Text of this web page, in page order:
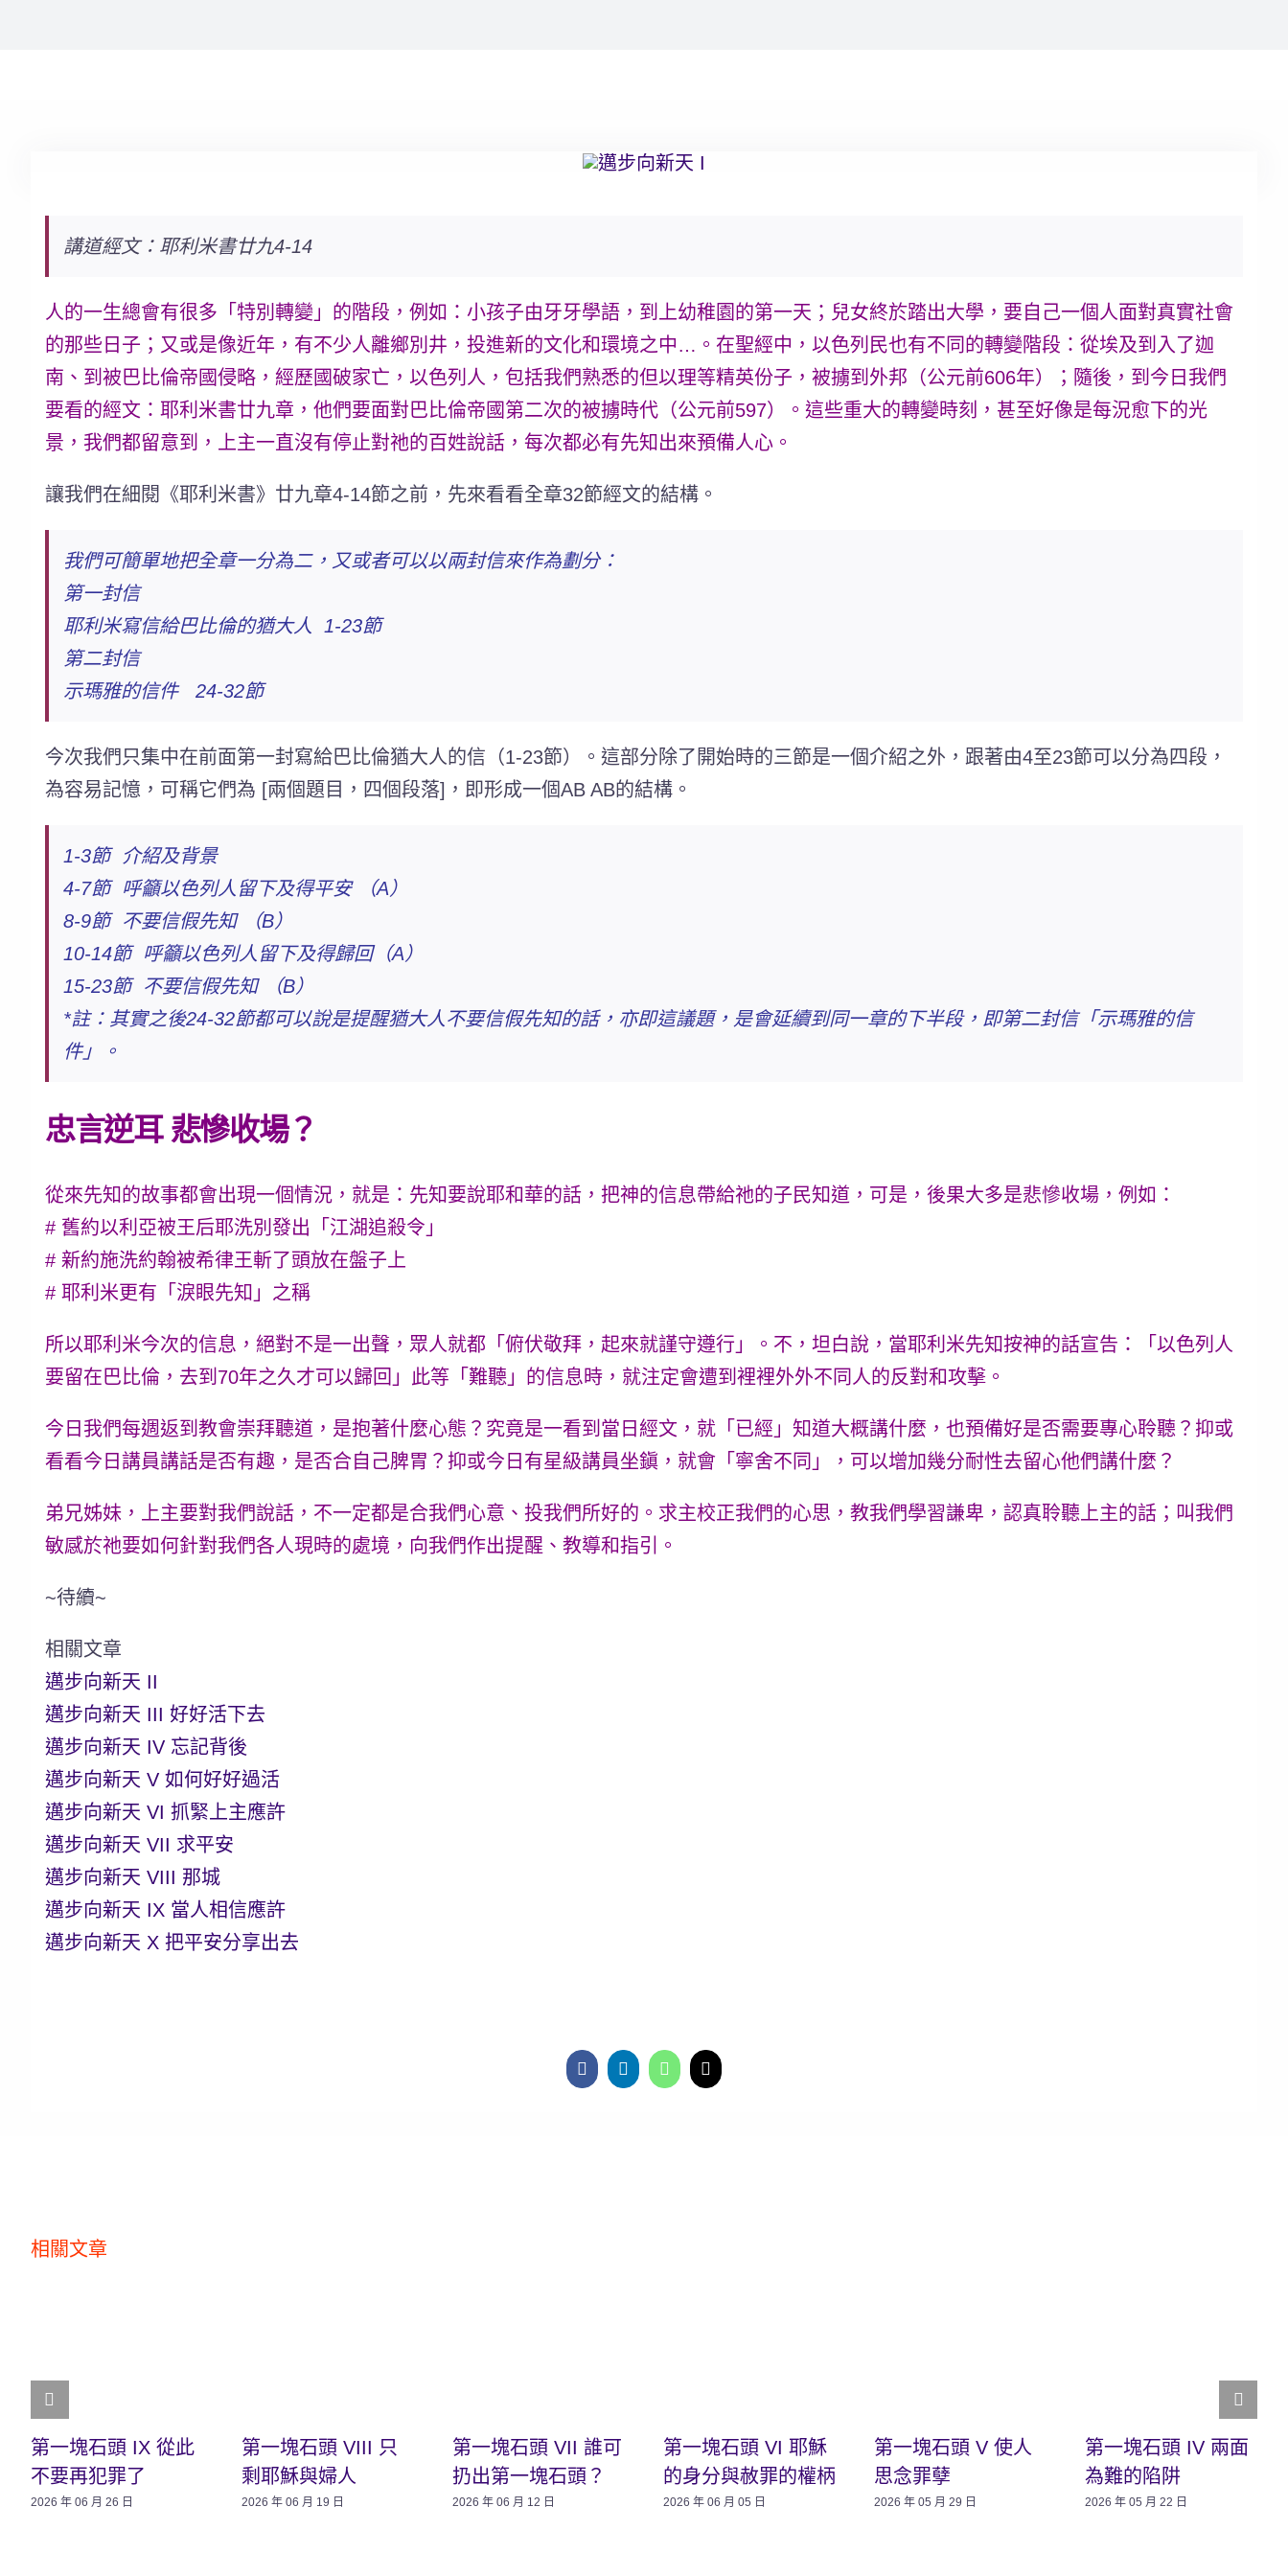
講道經文：耶利米書廿九4-14
人的一生總會有很多「特別轉變」的階段，例如：小孩子由牙牙學語，到上幼稚園的第一天；兒女終於踏出大學，要自己一個人面對真實社會
的那些日子；又或是像近年，有不少人離鄉別井，投進新的文化和環境之中…。在聖經中，以色列民也有不同的轉變階段：從埃及到入了迦
南、到被巴比倫帝國侵略，經歷國破家亡，以色列人，包括我們熟悉的但以理等精英份子，被擄到外邦（公元前606年）；隨後，到今日我們
要看的經文：耶利米書廿九章，他們要面對巴比倫帝國第二次的被擄時代（公元前597）。這些重大的轉變時刻，甚至好像是每況愈下的光
景，我們都留意到，上主一直沒有停止對祂的百姓說話，每次都必有先知出來預備人心。
讓我們在細閱《耶利米書》廿九章4-14節之前，先來看看全章32節經文的結構。
我們可簡單地把全章一分為二，又或者可以以兩封信來作為劃分：
第一封信
耶利米寫信給巴比倫的猶大人 1-23節
第二封信
示瑪雅的信件 24-32節
今次我們只集中在前面第一封寫給巴比倫猶大人的信（1-23節）。這部分除了開始時的三節是一個介紹之外，跟著由4至23節可以分為四段，
為容易記憶，可稱它們為 [兩個題目，四個段落]，即形成一個AB AB的結構。
1-3節 介紹及背景
4-7節 呼籲以色列人留下及得平安 （A）
8-9節 不要信假先知 （B）
10-14節 呼籲以色列人留下及得歸回（A）
15-23節 不要信假先知 （B）
*註：其實之後24-32節都可以說是提醒猶大人不要信假先知的話，亦即這議題，是會延續到同一章的下半段，即第二封信「示瑪雅的信
件」。
忠言逆耳 悲慘收場？
從來先知的故事都會出現一個情況，就是：先知要說耶和華的話，把神的信息帶給祂的子民知道，可是，後果大多是悲慘收場，例如：
# 舊約以利亞被王后耶洗別發出「江湖追殺令」
# 新約施洗約翰被希律王斬了頭放在盤子上
# 耶利米更有「淚眼先知」之稱
所以耶利米今次的信息，絕對不是一出聲，眾人就都「俯伏敬拜，起來就謹守遵行」。不，坦白說，當耶利米先知按神的話宣告：「以色列人
要留在巴比倫，去到70年之久才可以歸回」此等「難聽」的信息時，就注定會遭到裡裡外外不同人的反對和攻擊。
今日我們每週返到教會崇拜聽道，是抱著什麼心態？究竟是一看到當日經文，就「已經」知道大概講什麼，也預備好是否需要專心聆聽？抑或
看看今日講員講話是否有趣，是否合自己脾胃？抑或今日有星級講員坐鎭，就會「寧舍不同」，可以增加幾分耐性去留心他們講什麼？
弟兄姊妹，上主要對我們說話，不一定都是合我們心意、投我們所好的。求主校正我們的心思，教我們學習謙卑，認真聆聽上主的話；叫我們
敏感於祂要如何針對我們各人現時的處境，向我們作出提醒、教導和指引。
~待續~
相關文章
邁步向新天 II
邁步向新天 III 好好活下去
邁步向新天 IV 忘記背後
邁步向新天 V 如何好好過活
邁步向新天 VI 抓緊上主應許
邁步向新天 VII 求平安
邁步向新天 VIII 那城
邁步向新天 IX 當人相信應許
邁步向新天 X 把平安分享出去
相關文章
第一塊石頭 IX 從此
不要再犯罪了
2026 年 06 月 26 日
第一塊石頭 VIII 只
剩耶穌與婦人
2026 年 06 月 19 日
第一塊石頭 VII 誰可
扔出第一塊石頭？
2026 年 06 月 12 日
第一塊石頭 VI 耶穌
的身分與赦罪的權柄
2026 年 06 月 05 日
第一塊石頭 V 使人
思念罪孽
2026 年 05 月 29 日
第一塊石頭 IV 兩面
為難的陷阱
2026 年 05 月 22 日